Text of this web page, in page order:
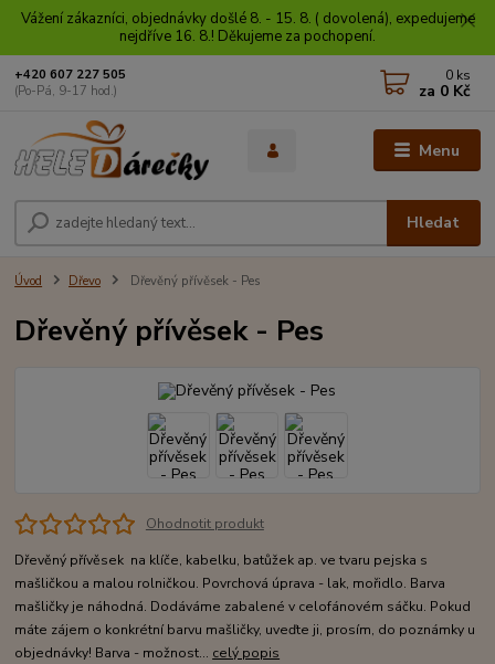
Vážení zákazníci, objednávky došlé 8. - 15. 8. ( dovolená), expedujeme
nejdříve 16. 8.! Děkujeme za pochopení.
Menu
Hledat
+420 607 227 505
(Po-Pá, 9-17 hod.)
0 ks
za 0 Kč
Úvod Dřevo Dřevěný přívěsek - Pes
Dřevěný přívěsek - Pes
Ohodnotit produkt
Dřevěný přívěsek na klíče, kabelku, batůžek ap. ve tvaru pejska s
mašličkou a malou rolničkou. Povrchová úprava - lak, mořidlo. Barva
mašličky je náhodná. Dodáváme zabalené v celofánovém sáčku. Pokud
máte zájem o konkrétní barvu mašličky, uveďte ji, prosím, do poznámky u
objednávky! Barva - možnost... celý popis